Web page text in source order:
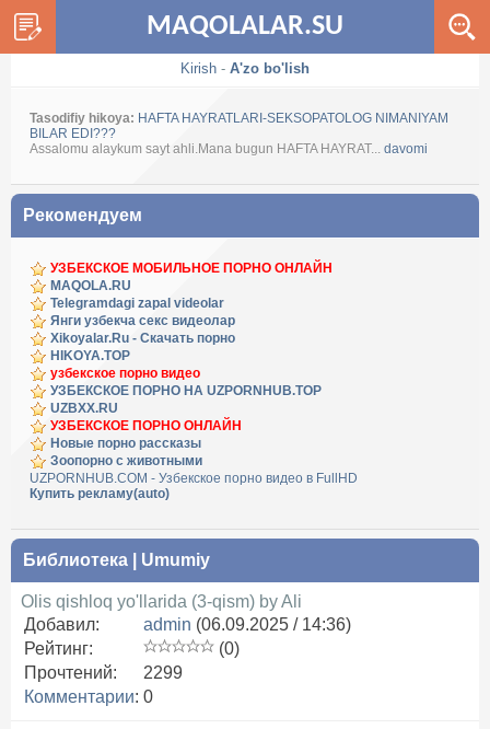
MAQOLALAR.SU
Kirish - A'zo bo'lish
Tasodifiy hikoya: HAFTA HAYRATLARI-SEKSOPATOLOG NIMANIYAM
BILAR EDI???
Assalomu alaykum sayt ahli.Mana bugun HAFTA HAYRAT... davomi
Рекомендуем
УЗБЕКСКОЕ МОБИЛЬНОЕ ПОРНО ОНЛАЙН
MAQOLA.RU
Telegramdagi zapal videolar
Янги узбекча секс видеолар
Xikoyalar.Ru - Скачать порно
HIKOYA.TOP
узбекское порно видео
УЗБЕКСКОЕ ПОРНО НА UZPORNHUB.TOP
UZBXX.RU
УЗБЕКСКОЕ ПОРНО ОНЛАЙН
Новые порно рассказы
Зоопорно с животными
UZPORNHUB.COM - Узбекское порно видео в FullHD
Купить рекламу(auto)
Библиотека Umumiy
Olis qishloq yo'llarida (3-qism) by Ali
Добавил:
admin (06.09.2025 / 14:36)
Рейтинг:
(0)
Прочтений:
2299
Комментарии: 0